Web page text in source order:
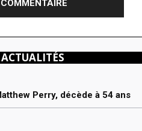
ACTUALITÉS
Perry, décède à 54 ans